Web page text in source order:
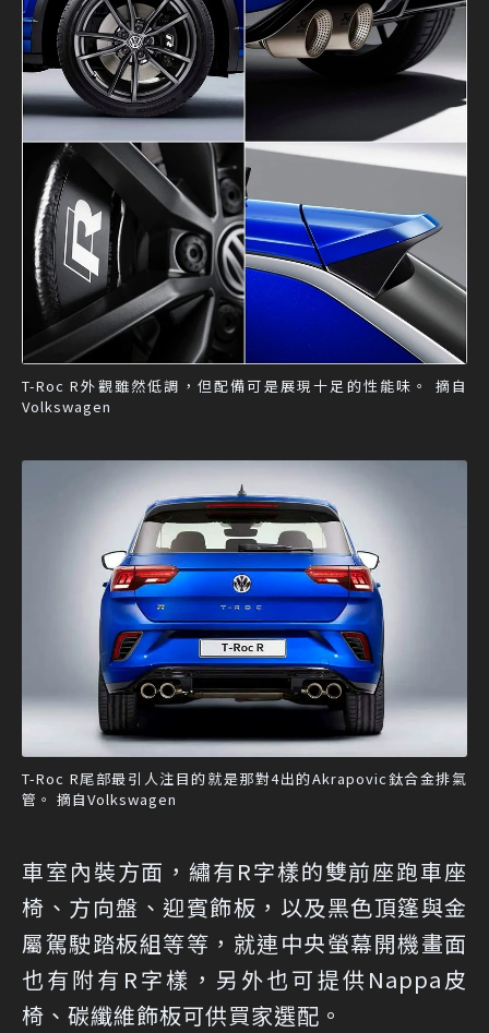
T-Roc R外觀雖然低調，但配備可是展現十足的性能味。 摘自
Volkswagen
T-Roc R尾部最引人注目的就是那對4出的Akrapovic鈦合金排氣
管。 摘自Volkswagen
車室內裝方面，繡有R字樣的雙前座跑車座
椅、方向盤、迎賓飾板，以及黑色頂篷與金
屬駕駛踏板組等等，就連中央螢幕開機畫面
也有附有R字樣，另外也可提供Nappa皮
椅、碳纖維飾板可供買家選配。